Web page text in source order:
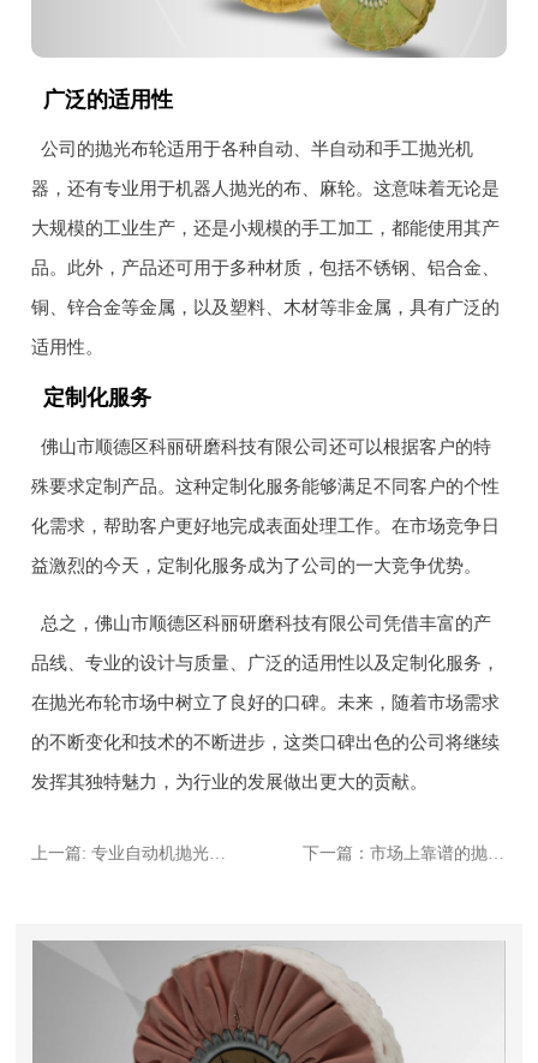
广泛的适用性
公司的抛光布轮适用于各种自动、半自动和手工抛光机
器，还有专业用于机器人抛光的布、麻轮。这意味着无论是
大规模的工业生产，还是小规模的手工加工，都能使用其产
品。此外，产品还可用于多种材质，包括不锈钢、铝合金、
铜、锌合金等金属，以及塑料、木材等非金属，具有广泛的
适用性。
定制化服务
佛山市顺德区科丽研磨科技有限公司还可以根据客户的特
殊要求定制产品。这种定制化服务能够满足不同客户的个性
化需求，帮助客户更好地完成表面处理工作。在市场竞争日
益激烈的今天，定制化服务成为了公司的一大竞争优势。
总之，佛山市顺德区科丽研磨科技有限公司凭借丰富的产
品线、专业的设计与质量、广泛的适用性以及定制化服务，
在抛光布轮市场中树立了良好的口碑。未来，随着市场需求
的不断变化和技术的不断进步，这类口碑出色的公司将继续
发挥其独特魅力，为行业的发展做出更大的贡献。
上一篇: 专业自动机抛光布轮企业大揭秘！哪家才是你的**之选？ 下一篇：市场上靠谱的抛光麻轮厂家，究竟有哪些值得关注？